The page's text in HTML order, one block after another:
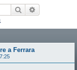
Cerca
a Ferrara